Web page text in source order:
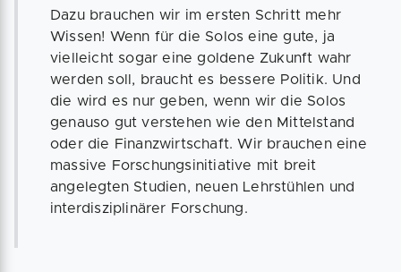
Dazu brauchen wir im ersten Schritt mehr
Wissen! Wenn für die Solos eine gute, ja
vielleicht sogar eine goldene Zukunft wahr
werden soll, braucht es bessere Politik. Und
die wird es nur geben, wenn wir die Solos
genauso gut verstehen wie den Mittelstand
oder die Finanzwirtschaft. Wir brauchen eine
massive Forschungsinitiative mit breit
angelegten Studien, neuen Lehrstühlen und
interdisziplinärer Forschung.